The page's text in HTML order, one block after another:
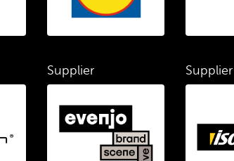
Supplier Supplier